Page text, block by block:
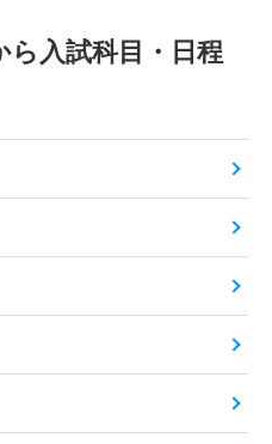
ら入試科目・日程